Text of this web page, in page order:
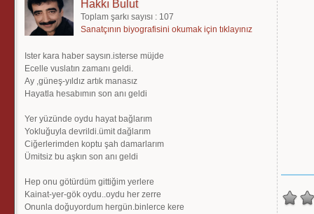
Hakkı Bulut
Toplam şarkı sayısı : 107
Sanatçının biyografisini okumak için tıklayınız
Ister kara haber saysın.isterse müjde
Ecelle vuslatın zamanı geldi.
Ay ,güneş-yıldız artık manasız
Hayatla hesabımın son anı geldi
Yer yüzünde oydu hayat bağlarım
Yokluğuyla devrildi.ümit dağlarım
Ciğerlerimden koptu şah damarlarım
Ümitsiz bu aşkın son anı geldi
Hep onu götürdüm gittiğim yerlere
Kainat-yer-gök oydu..oydu her zerre
Onunla doğuyordum hergün.binlerce kere